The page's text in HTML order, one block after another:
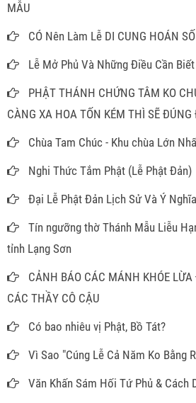
MẪU
CÓ Nên Làm Lễ DI CUNG HOÁN
Lễ Mở Phủ Và Những Điều Cần Biết
PHẬT THÁNH CHỨNG TÂM KO
CÀNG XA HOA TỐN KÉM THÌ SẼ
GIỜ PHẢI MÂM CAO CỖ ĐẦY ĐỂ LÀM GÌ
Chùa Tam Chúc - Khu chùa Lớn
Nghi Thức Tắm Phật (Lễ Phật Đản)
Đại Lễ Phật Đản Lịch Sử Và Ý Nghĩa
Tín ngưỡng thờ Thánh Mẫu Liễu
tỉnh Lạng Sơn
CẢNH BÁO CÁC MÁNH KHÓE
CÁC THẦY CÔ CẬU
Có bao nhiêu vị Phật, Bồ Tát?
Vì Sao "Cúng Lễ Cả Năm Ko Bằng
Văn Khấn Sám Hối Tứ Phủ & Cách